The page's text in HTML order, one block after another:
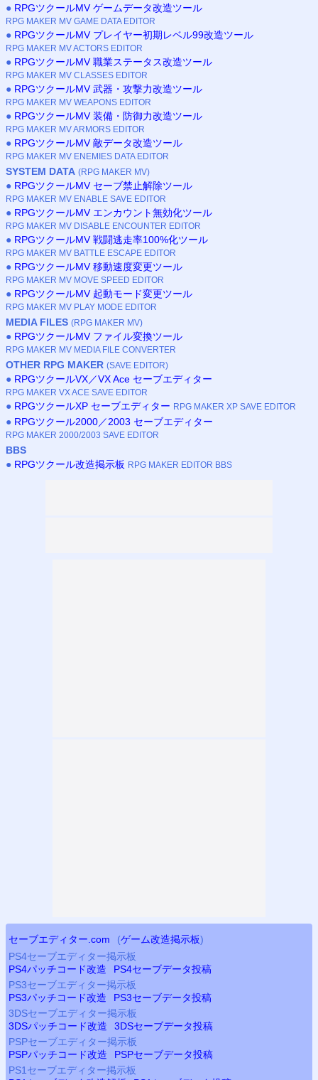
● RPGツクールMV ゲームデータ改造ツール
RPG MAKER MV GAME DATA EDITOR
● RPGツクールMV プレイヤー初期レベル99改造ツール
RPG MAKER MV ACTORS EDITOR
● RPGツクールMV 職業ステータス改造ツール
RPG MAKER MV CLASSES EDITOR
● RPGツクールMV 武器・攻撃力改造ツール
RPG MAKER MV WEAPONS EDITOR
● RPGツクールMV 装備・防御力改造ツール
RPG MAKER MV ARMORS EDITOR
● RPGツクールMV 敵データ改造ツール
RPG MAKER MV ENEMIES DATA EDITOR
SYSTEM DATA (RPG MAKER MV)
● RPGツクールMV セーブ禁止解除ツール
RPG MAKER MV ENABLE SAVE EDITOR
● RPGツクールMV エンカウント無効化ツール
RPG MAKER MV DISABLE ENCOUNTER EDITOR
● RPGツクールMV 戦闘逃走率100%化ツール
RPG MAKER MV BATTLE ESCAPE EDITOR
● RPGツクールMV 移動速度変更ツール
RPG MAKER MV MOVE SPEED EDITOR
● RPGツクールMV 起動モード変更ツール
RPG MAKER MV PLAY MODE EDITOR
MEDIA FILES (RPG MAKER MV)
● RPGツクールMV ファイル変換ツール
RPG MAKER MV MEDIA FILE CONVERTER
OTHER RPG MAKER (SAVE EDITOR)
● RPGツクールVX／VX Ace セーブエディター
RPG MAKER VX ACE SAVE EDITOR
● RPGツクールXP セーブエディター RPG MAKER XP SAVE EDITOR
● RPGツクール2000／2003 セーブエディター
RPG MAKER 2000/2003 SAVE EDITOR
BBS
● RPGツクール改造掲示板 RPG MAKER EDITOR BBS
セーブエディター.com (ゲーム改造掲示板)
PS4セーブエディター掲示板
PS4パッチコード改造 PS4セーブデータ投稿
PS3セーブエディター掲示板
PS3パッチコード改造 PS3セーブデータ投稿
3DSセーブエディター掲示板
3DSパッチコード改造
3DSセーブデータ投稿
PSPセーブエディター掲示板
PSPパッチコード改造 PSPセーブデータ投稿
PS1セーブエディター掲示板